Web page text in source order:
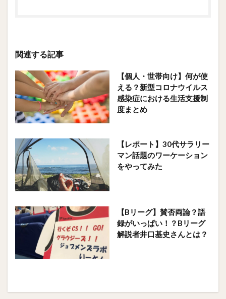
関連する記事
【個人・世帯向け】何が使
える？新型コロナウイルス
感染症における生活支援制
度まとめ
【レポート】30代サラリー
マン話題のワーケーション
をやってみた
【Bリーグ】賛否両論？語
録がいっぱい！？Bリーグ
解説者井口基史さんとは？